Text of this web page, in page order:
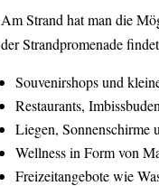
Am Strand hat man die
der Strandpromenade
Souvenirshops und
Restaurants,
Liegen, Sonnenschirme
Wellness in Form von
Freizeitangebote wie